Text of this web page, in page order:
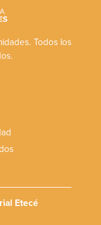
Todos los
Etecé